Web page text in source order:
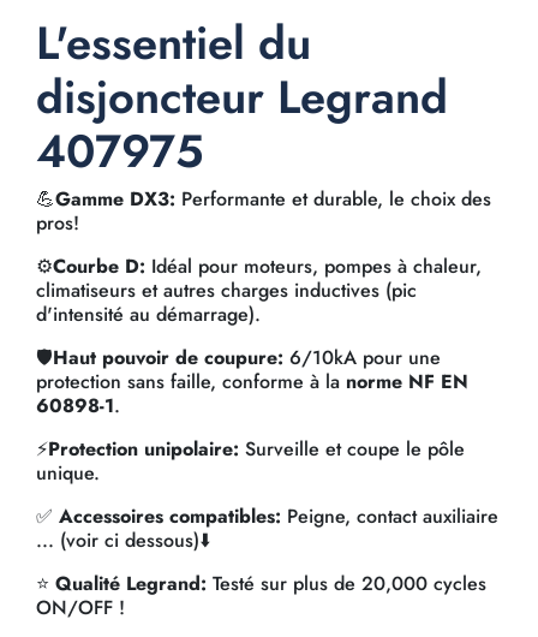
L'essentiel du
disjoncteur Legrand
407975
💪Gamme DX3: Performante et durable, le choix des
pros!
⚙️Courbe D: Idéal pour moteurs, pompes à chaleur,
climatiseurs et autres charges inductives (pic
d'intensité au démarrage).
🛡️Haut pouvoir de coupure: 6/10kA pour une
protection sans faille, conforme à la norme NF EN
60898-1.
⚡Protection unipolaire: Surveille et coupe le pôle
unique.
✅ Accessoires compatibles: Peigne, contact auxiliaire
... (voir ci dessous)⬇️
⭐ Qualité Legrand: Testé sur plus de 20,000 cycles
ON/OFF !